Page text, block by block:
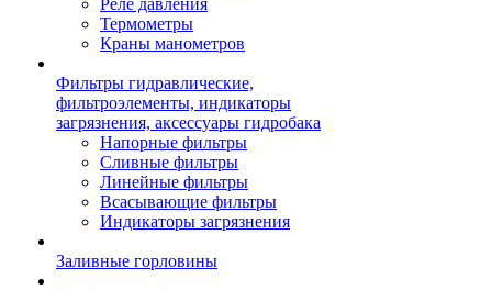
Реле давления
Термометры
Краны манометров
Фильтры гидравлические,
фильтроэлементы, индикаторы
загрязнения, аксессуары гидробака
Напорные фильтры
Сливные фильтры
Линейные фильтры
Всасывающие фильтры
Индикаторы загрязнения
Заливные горловины